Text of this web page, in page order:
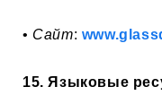
• Сайт:
15. Языковые